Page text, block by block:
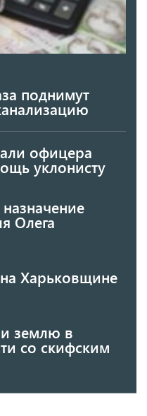
поднимут
офицера
уклонисту
Олега
Харьковщине
землю в
со скифским